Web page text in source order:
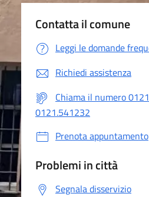
Contatta il comune
Leggi le domande
Richiedi assistenza
Chiama il numero
0121.541232
Prenota appuntamento
Problemi in città
Segnala disservizio